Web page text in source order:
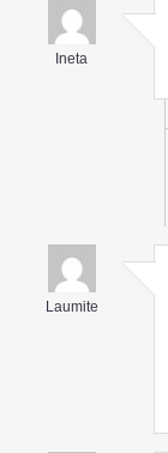
Ineta
Laumite